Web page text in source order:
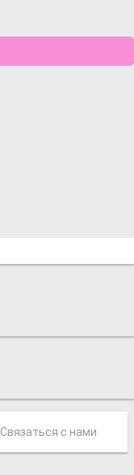
Связаться с нами